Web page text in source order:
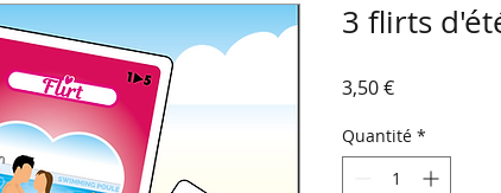
3 flirts
3,50 €Prix
Quantité *